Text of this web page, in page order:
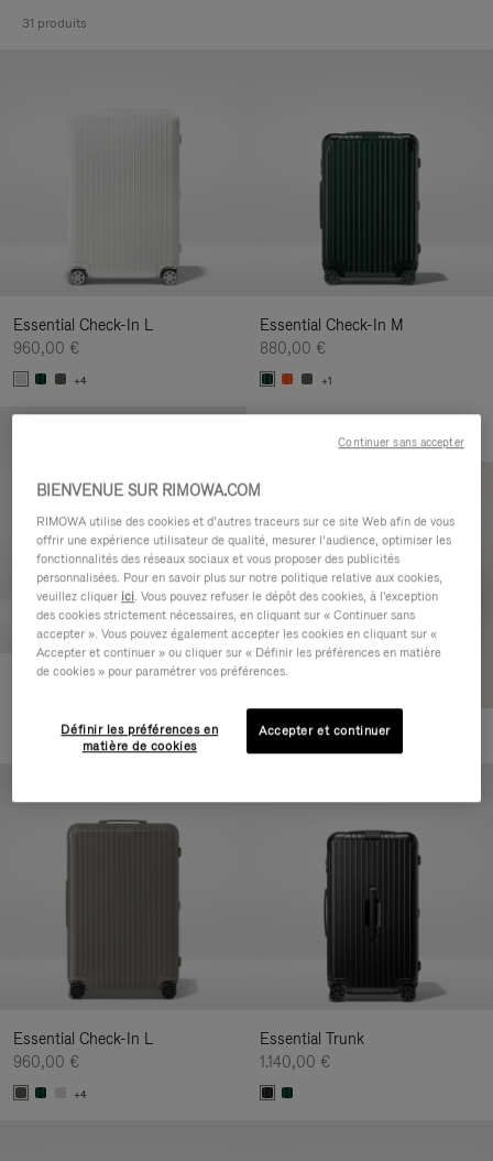
31 produits
Essential Check-In L
960,00 €
+4
Essential Check-In M
880,00 €
+1
Essential Cabin
+5
Essential Check-In L
960,00 €
+4
Essential Trunk
1.140,00 €
BIENVENUE SUR RIMOWA.COM
RIMOWA utilise des cookies et d’autres traceurs sur ce site Web afin de vous
offrir une expérience utilisateur de qualité, mesurer l’audience, optimiser les
fonctionnalités des réseaux sociaux et vous proposer des publicités
personnalisées. Pour en savoir plus sur notre politique relative aux cookies,
veuillez cliquer ici. Vous pouvez refuser le dépôt des cookies, à l'exception
des cookies strictement nécessaires, en cliquant sur « Continuer sans
accepter ». Vous pouvez également accepter les cookies en cliquant sur «
Accepter et continuer » ou cliquer sur « Définir les préférences en matière
de cookies » pour paramétrer vos préférences.
Définir les préférences en
matière de cookies
Accepter et continuer
Continuer sans accepter